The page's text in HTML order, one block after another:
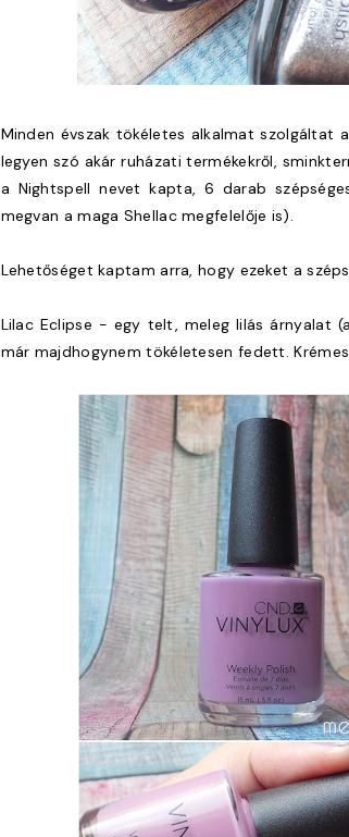
Minden évszak tökéletes alkalmat szolgáltat
legyen szó akár ruházati termékekről,
a Nightspell nevet kapta, 6 darab
megvan a maga Shellac megfelelője is).
Lehetőséget kaptam arra, hogy ezeket a
Lilac Eclipse - egy telt, meleg lilás árnyalat
már majdhogynem tökéletesen fedett.